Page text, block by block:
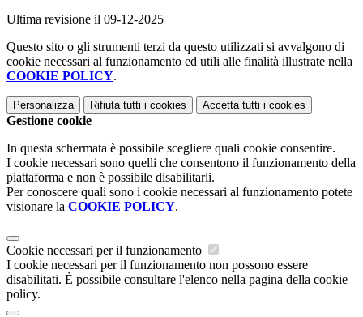
Ultima revisione il 09-12-2025
Questo sito o gli strumenti terzi da questo utilizzati si avvalgono di
cookie necessari al funzionamento ed utili alle finalità illustrate nella
COOKIE POLICY.
Personalizza Rifiuta tutti i cookies Accetta tutti i cookies
Gestione cookie
In questa schermata è possibile scegliere quali cookie consentire.
I cookie necessari sono quelli che consentono il funzionamento della
piattaforma e non è possibile disabilitarli.
Per conoscere quali sono i cookie necessari al funzionamento potete
visionare la COOKIE POLICY.
Cookie necessari per il funzionamento
I cookie necessari per il funzionamento non possono essere
disabilitati. È possibile consultare l'elenco nella pagina della cookie
policy.